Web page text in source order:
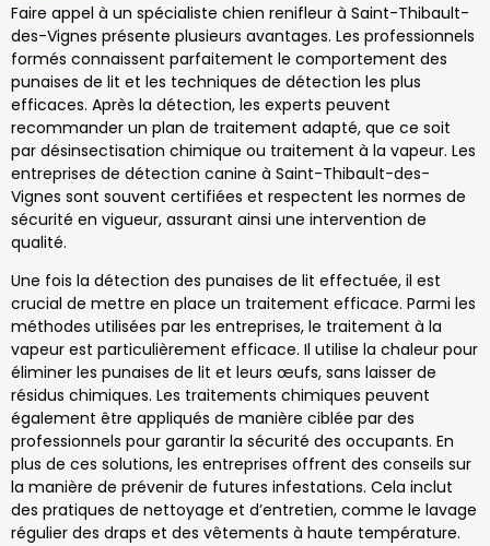
Faire appel à un spécialiste chien renifleur à Saint-Thibault-
des-Vignes présente plusieurs avantages. Les professionnels
formés connaissent parfaitement le comportement des
punaises de lit et les techniques de détection les plus
efficaces. Après la détection, les experts peuvent
recommander un plan de traitement adapté, que ce soit
par désinsectisation chimique ou traitement à la vapeur. Les
entreprises de détection canine à Saint-Thibault-des-
Vignes sont souvent certifiées et respectent les normes de
sécurité en vigueur, assurant ainsi une intervention de
qualité.
Une fois la détection des punaises de lit effectuée, il est
crucial de mettre en place un traitement efficace. Parmi les
méthodes utilisées par les entreprises, le traitement à la
vapeur est particulièrement efficace. Il utilise la chaleur pour
éliminer les punaises de lit et leurs œufs, sans laisser de
résidus chimiques. Les traitements chimiques peuvent
également être appliqués de manière ciblée par des
professionnels pour garantir la sécurité des occupants. En
plus de ces solutions, les entreprises offrent des conseils sur
la manière de prévenir de futures infestations. Cela inclut
des pratiques de nettoyage et d’entretien, comme le lavage
régulier des draps et des vêtements à haute température.